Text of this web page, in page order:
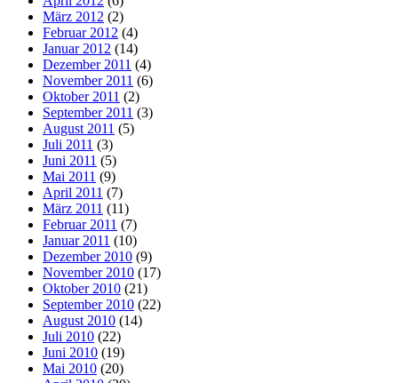
März 2012 (2)
Februar 2012 (4)
Januar 2012 (14)
Dezember 2011 (4)
November 2011 (6)
Oktober 2011 (2)
September 2011 (3)
August 2011 (5)
Juli 2011 (3)
Juni 2011 (5)
Mai 2011 (9)
April 2011 (7)
März 2011 (11)
Februar 2011 (7)
Januar 2011 (10)
Dezember 2010 (9)
November 2010 (17)
Oktober 2010 (21)
September 2010 (22)
August 2010 (14)
Juli 2010 (22)
Juni 2010 (19)
Mai 2010 (20)